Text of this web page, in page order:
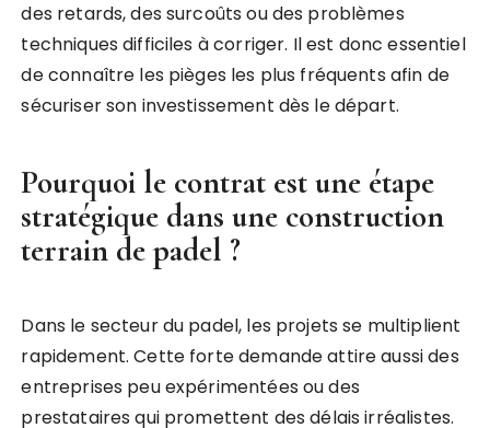
des retards, des surcoûts ou des problèmes
techniques difficiles à corriger. Il est donc essentiel
de connaître les pièges les plus fréquents afin de
sécuriser son investissement dès le départ.
Pourquoi le contrat est une étape
stratégique dans une construction
terrain de padel ?
Dans le secteur du padel, les projets se multiplient
rapidement. Cette forte demande attire aussi des
entreprises peu expérimentées ou des
prestataires qui promettent des délais irréalistes.